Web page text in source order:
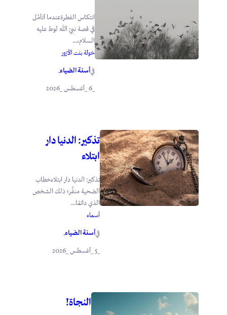
انتكاس الفطرةعندما أتأمَّل
في قصة نبيّ الله لوط عليه
السلام،...
خولة بنت الأزور
فيأسنة الضياء.
تذكير: الدنيا دار
ابتلاء
تذكير: الدنيا دار ابتلاءخطاب
الضحية منفِّر؛ ذلك الشخص
الذي دائمًا...
أسماء
فيأسنة الضياء.
_5 _أغسطس _2026
النجاة!